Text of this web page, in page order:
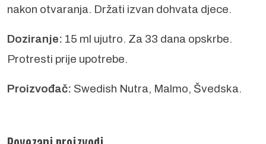
nakon otvaranja. Držati izvan dohvata djece.
Doziranje: 15 ml ujutro. Za 33 dana opskrbe.
Protresti prije upotrebe.
Proizvođač: Swedish Nutra, Malmo, Švedska.